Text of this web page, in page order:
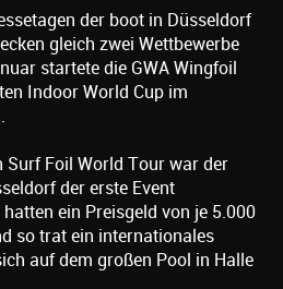
der boot in Düsseldorf
gleich zwei Wettbewerbe
startete die GWA Wingfoil
Indoor World Cup im
Surf Foil World Tour war der
der erste Event
ein Preisgeld von je 5.000
so trat ein internationales
auf dem großen Pool in Halle